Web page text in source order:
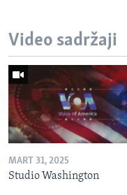
Video sadržaji
MART 31, 2025
Studio Washington